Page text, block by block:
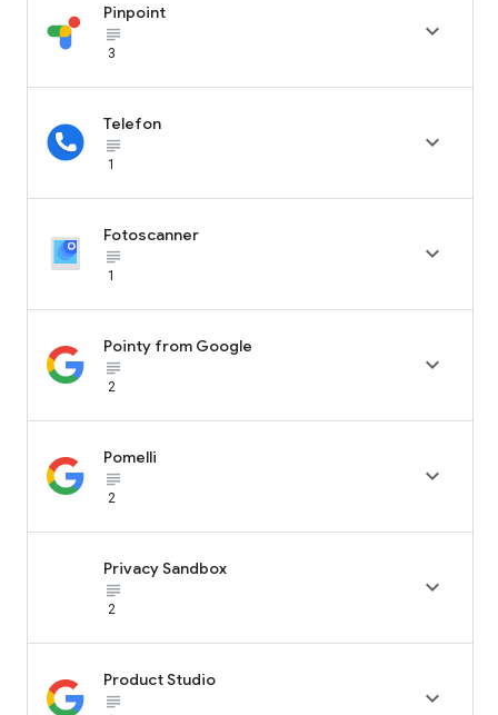
Pinpoint
subject_black
3

Telefon
subject_black
1

Fotoscanner
subject_black
1

Pointy from Google
subject_black
2

Pomelli
subject_black
2

Privacy Sandbox
subject_black
2

Product Studio
subject_black
